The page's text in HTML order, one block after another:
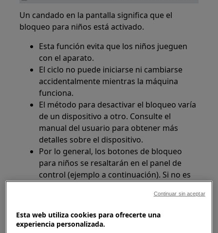
Un candado en la pantalla significa que el
bloqueo para niños está activado.
Esta función evita que los niños jueguen
con el aparato.
El ciclo no puede iniciarse ni cambiarse
accidentalmente mientras la máquina
funciona.
El método para desactivar el bloqueo varía
de un dispositivo a otro. Consulte el
manual del usuario para obtener más
detalles sobre el dispositivo.
Por lo general, los botones de bloqueo
para niños se resaltarán en el panel de
control (ejemplo a continuación). Si no es
Esta web utiliza cookies para ofrecerte una
experiencia personalizada.
Continuar sin aceptar